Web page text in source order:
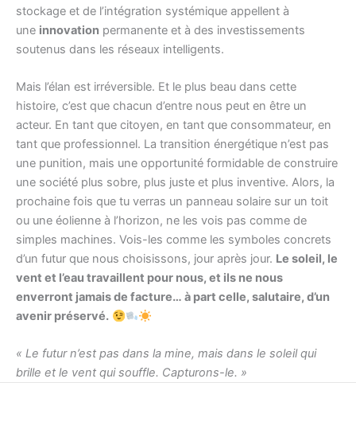
stockage et de l’intégration systémique appellent à
une innovation permanente et à des investissements
soutenus dans les réseaux intelligents.
Mais l’élan est irréversible. Et le plus beau dans cette
histoire, c’est que chacun d’entre nous peut en être un
acteur. En tant que citoyen, en tant que consommateur, en
tant que professionnel. La transition énergétique n’est pas
une punition, mais une opportunité formidable de construire
une société plus sobre, plus juste et plus inventive. Alors, la
prochaine fois que tu verras un panneau solaire sur un toit
ou une éolienne à l’horizon, ne les vois pas comme de
simples machines. Vois-les comme les symboles concrets
d’un futur que nous choisissons, jour après jour. Le soleil, le
vent et l’eau travaillent pour nous, et ils ne nous
enverront jamais de facture… à part celle, salutaire, d’un
avenir préservé.
« Le futur n’est pas dans la mine, mais dans le soleil qui
brille et le vent qui souffle. Capturons-le. »